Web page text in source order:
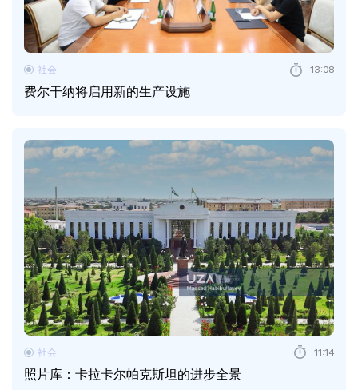
费尔干纳将启用新的生产设施
社会 13:08
照片库：卡拉卡尔帕克斯坦的进步全景
社会 11:14